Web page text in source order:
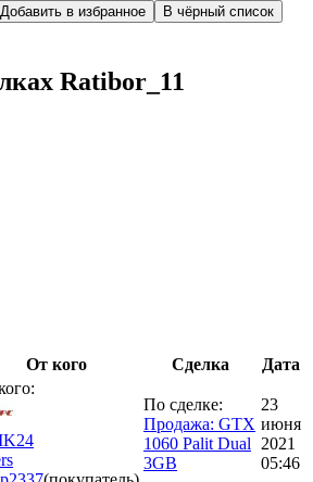
Добавить в избранное
В чёрный список
Ratibor_11
От кого Сделка Дата
По сделке:
Продажа: GTX
1060 Palit Dual
3GB
23
июня
2021
05:46